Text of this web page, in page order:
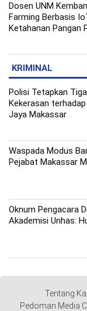
Dosen UNM
Farming Berbasis
Ketahanan Pangan
KRIMINAL
Polisi Tetapkan
Kekerasan
Jaya Makassar
Waspada Modus
Pejabat Makassar
Oknum Pengacara
Akademisi Unhas:
Tentang
Pedoman Media